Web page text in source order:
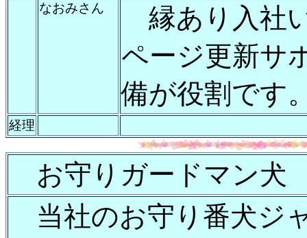
なおみさん
縁あり入社
ページ更新サ
備が役割です
経理
お守りガードマン犬
当社のお守り番犬ジ